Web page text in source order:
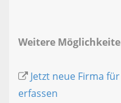
Weitere
Jetzt neue Firma
erfassen